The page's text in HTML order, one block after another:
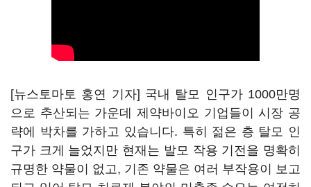
[뉴스토마토 홍연 기자] 국내 탈모 인구가 1000만명
으로 추산되는 가운데 제약바이오 기업들이 시장 공
략에 박차를 가하고 있습니다. 특히 젊은 층 탈모 인
구가 크게 늘었지만 현재는 발모 작용 기전을 명확히
규명한 약물이 없고, 기존 약물은 여러 부작용이 보고